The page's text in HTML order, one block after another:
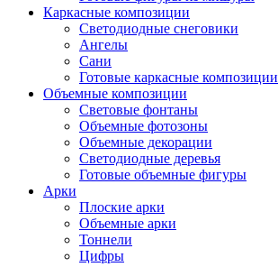
Каркасные композиции
Светодиодные снеговики
Ангелы
Сани
Готовые каркасные композиции
Объемные композиции
Световые фонтаны
Объемные фотозоны
Объемные декорации
Светодиодные деревья
Готовые объемные фигуры
Арки
Плоские арки
Объемные арки
Тоннели
Цифры